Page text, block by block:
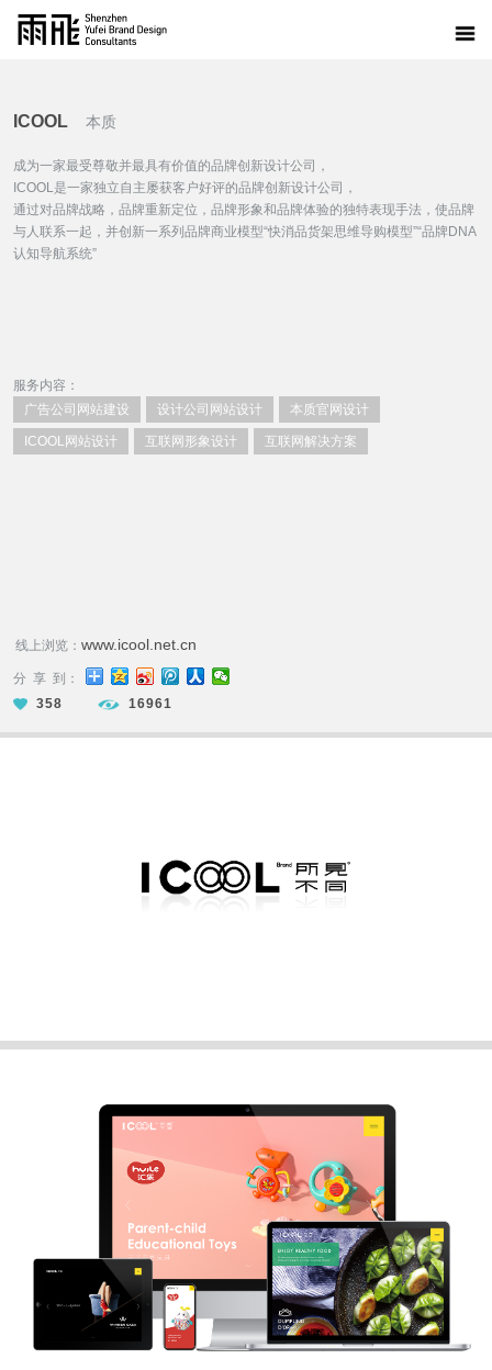
ICOOL 本质
成为一家最受尊敬并最具有价值的品牌创新设计公司，
ICOOL是一家独立自主屡获客户好评的品牌创新设计公司，
通过对品牌战略，品牌重新定位，品牌形象和品牌体验的独特表现手法，使品牌
与人联系一起，并创新一系列品牌商业模型“快消品货架思维导购模型”“品牌DNA
认知导航系统”
服务内容：
广告公司网站建设
设计公司网站设计 本质官网设计
ICOOL网站设计 互联网形象设计 互联网解决方案
线上浏览： www.icool.net.cn
分 享 到：
358
16961